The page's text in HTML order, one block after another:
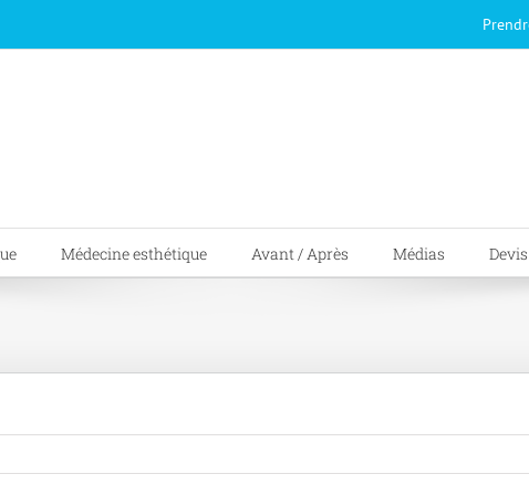
Médecine esthétique Avant / Après Médias